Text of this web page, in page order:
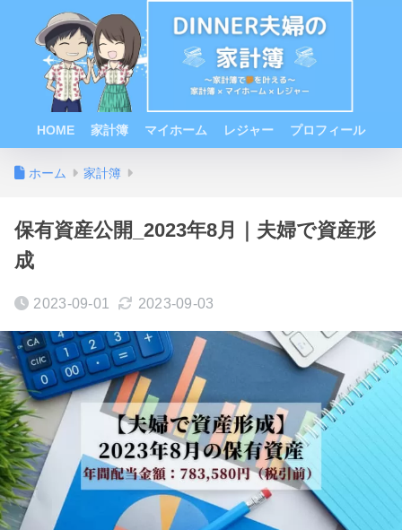
HOME 家計簿 マイホーム レジャー プロフィール
ホーム 家計簿
保有資産公開_2023年8月｜夫婦で資産形
成
2023-09-01 2023-09-03